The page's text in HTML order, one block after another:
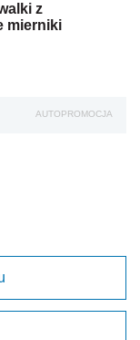
z
mierniki
AUTOPROMOCJA